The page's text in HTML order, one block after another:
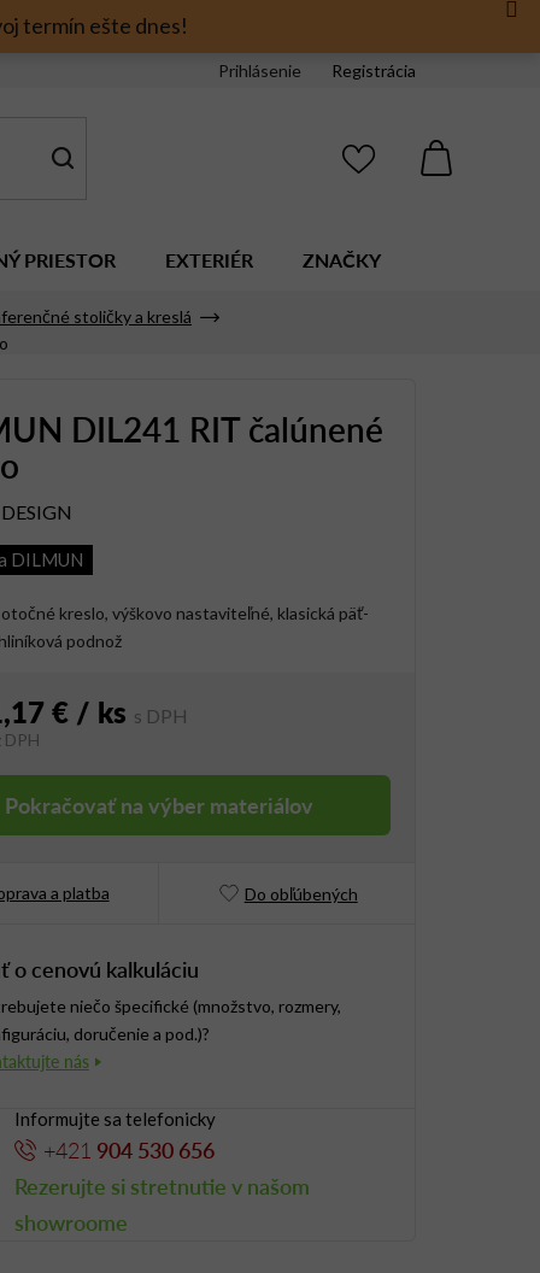
termín ešte dnes!
Prihlásenie Registrácia
PRIESTOR EXTERIÉR ZNAČKY
stoličky a kreslá
DIL241 RIT čalúnené
DILMUN
kreslo, výškovo nastaviteľné, klasická päť-
podnož
€ / ks
Pokračovať na výber materiálov
a platba Do obľúbených
o cenovú kalkuláciu
niečo špecifické (množstvo, rozmery,
doručenie a pod.)?
Informujte sa telefonicky
+421 904 530 656
Rezerujte si stretnutie v našom
showroome